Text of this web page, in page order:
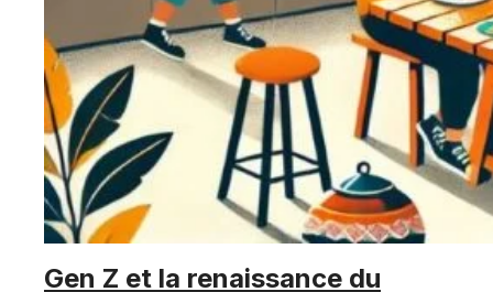
Gen Z et la renaissance du